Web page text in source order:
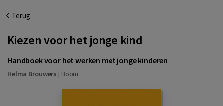
Terug
Kiezen voor het jonge kind
Handboek voor het werken met jonge kinderen
Helma Brouwers | Boom